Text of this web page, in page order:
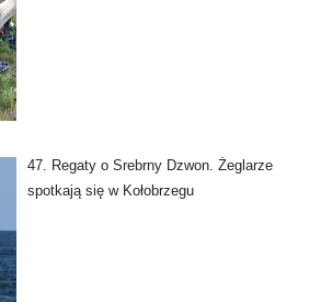
47. Regaty o Srebrny Dzwon. Żeglarze
spotkają się w Kołobrzegu